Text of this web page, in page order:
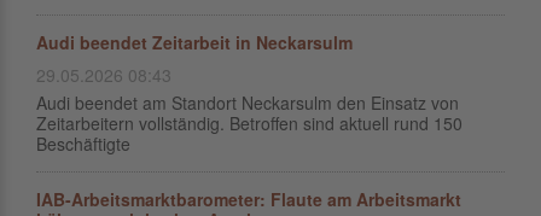
Audi beendet Zeitarbeit in Neckarsulm
29.05.2026 08:43
Audi beendet am Standort Neckarsulm den Einsatz von
Zeitarbeitern vollständig. Betroffen sind aktuell rund 150
Beschäftigte
IAB-Arbeitsmarktbarometer: Flaute am Arbeitsmarkt